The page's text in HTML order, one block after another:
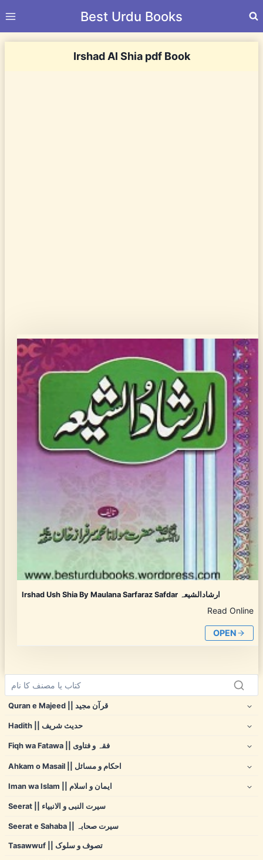
to
Best Urdu Books
Irshad Al Shia pdf Book
Irshad Ush Shia By Maulana Sarfaraz Safdar ارشادالشیعہ
Read Online
OPEN
Quran e Majeed || قرآن مجید
Hadith || حدیث شریف
Fiqh wa Fatawa || فقہ و فتاوی
Ahkam o Masail || احکام و مسائل
Iman wa Islam || ایمان و اسلام
Seerat || سیرت النبی و الانبیاء
Seerat e Sahaba || سیرت صحابہ
Tasawwuf || تصوف و سلوک